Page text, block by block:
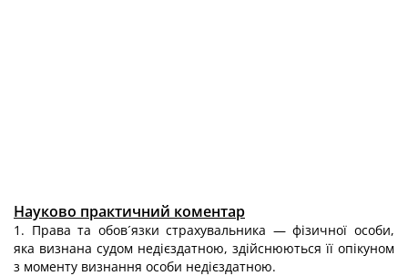
Науково практичний коментар
1. Права та обов´язки страхувальника — фізичної особи,
яка визнана судом недієздатною, здійснюються її опікуном
з моменту визнання особи недієздатною.